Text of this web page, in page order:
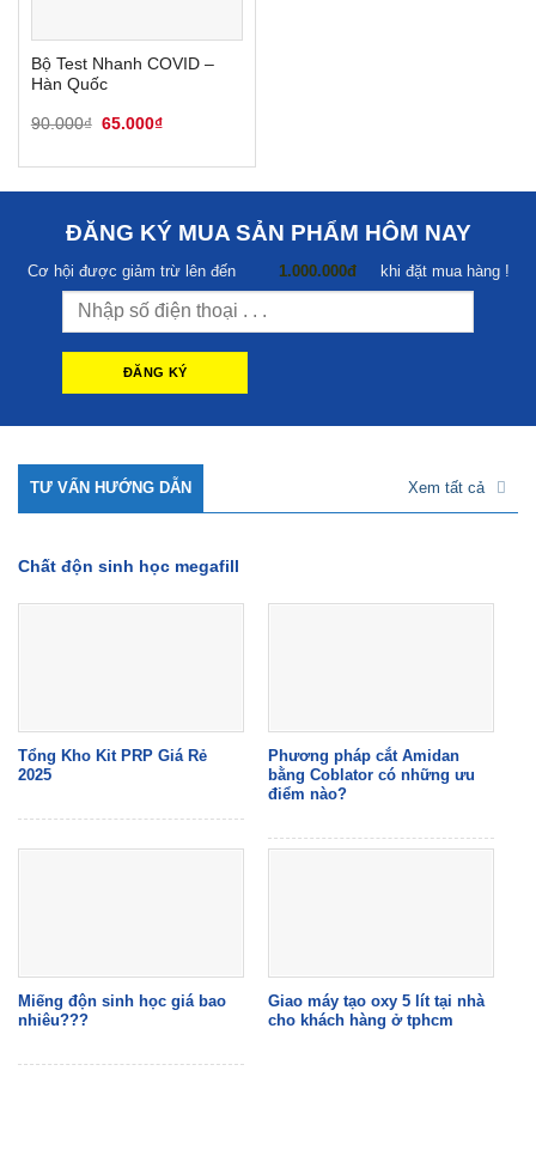
Bộ Test Nhanh COVID –
Hàn Quốc
90.000₫ Giá
90.000₫.
65.000₫Giá
là:
ĐĂNG KÝ MUA SẢN PHẨM HÔM NAY
Cơ hội được giảm trừ lên đến 1.000.000đ khi đặt mua hàng !
TƯ VẤN HƯỚNG DẪN Xem tất cả
Chất độn sinh học megafill
Tổng Kho Kit PRP Giá Rẻ
2025
Phương pháp cắt Amidan
bằng Coblator có những ưu
điểm nào?
Miếng độn sinh học giá bao
nhiêu???
Giao máy tạo oxy 5 lít tại nhà
cho khách hàng ở tphcm